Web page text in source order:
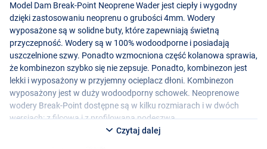
Model Dam Break-Point Neoprene Wader jest ciepły i wygodny
dzięki zastosowaniu neoprenu o grubości 4mm. Wodery
wyposażone są w solidne buty, które zapewniają świetną
przyczepność. Wodery są w 100% wodoodporne i posiadają
uszczelnione szwy. Ponadto wzmocniona część kolanowa sprawia,
że kombinezon szybko się nie zepsuje. Ponadto, kombinezon jest
lekki i wyposażony w przyjemny ocieplacz dłoni. Kombinezon
wyposażony jest w duży wodoodporny schowek. Neoprenowe
wodery Break-Point dostępne są w kilku rozmiarach i w dwóch
wersjach: z filcową i z profilowaną podeszwą.
Czytaj dalej